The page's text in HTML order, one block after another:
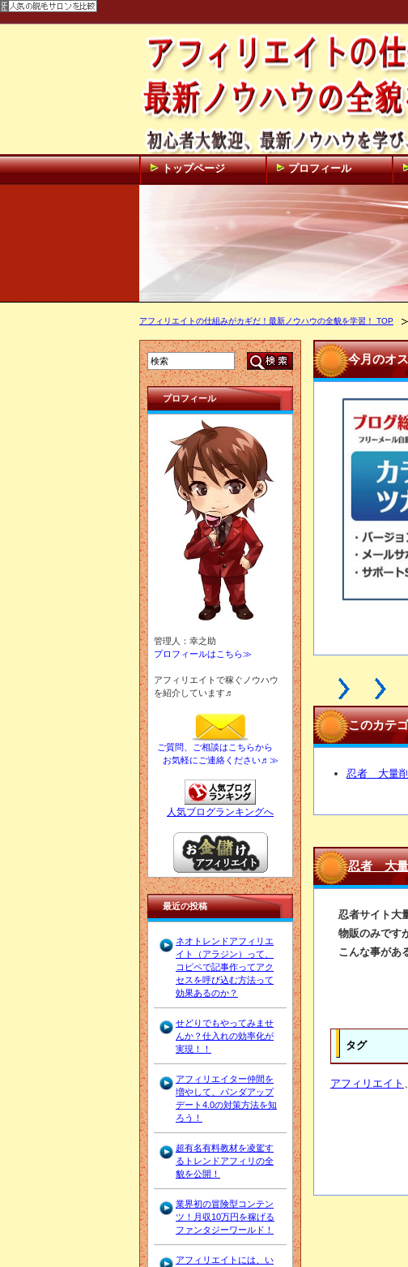
アフィリエイトの仕組みがカギだ！最新ノウハウの全貌を学習！ TOP
今月のオ
このカテ
忍者 大量
忍者 大量
忍者サイト大
物販のみです
こんな事があ
タグ
アフィリエイト
プロフィール
管理人：幸之助
プロフィールはこちら≫
アフィリエイトで稼ぐノウハウ
を紹介しています♬
ご質問、ご相談はこちらから
お気軽にご連絡ください♬≫
人気ブログランキングへ
最近の投稿
ネオトレンドアフィリエ
イト（アラジン）って、
コピペで記事作ってアク
セスを呼び込む方法って
効果あるのか？
せどりでもやってみませ
んか？仕入れの効率化が
実現！！
アフィリエイター仲間を
増やして、パンダアップ
デート4.0の対策方法を知
ろう！
超有名有料教材を凌駕す
るトレンドアフィリの全
貌を公開！
業界初の冒険型コンテン
ツ！月収10万円を稼げる
ファンタジーワールド！
アフィリエイトには、い
トップページ プロフィール